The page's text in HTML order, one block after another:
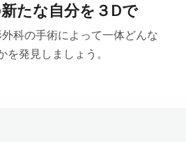
たな自分を３Dで
科の手術によって一体どんな
を発見しましょう。